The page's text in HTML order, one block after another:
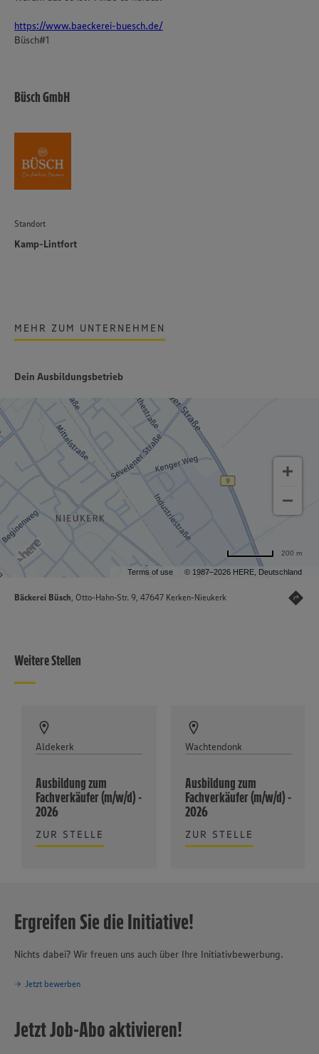
https://www.baeckerei-buesch.de/
Büsch#1
Büsch GmbH
Standort
Kamp-Lintfort
MEHR ZUM UNTERNEHMEN
Dein Ausbildungsbetrieb
Terms of use © 1987–2026 HERE, Deutschland
200 m
Bäckerei Büsch, Otto-Hahn-Str. 9, 47647 Kerken-Nieukerk
Weitere Stellen
Aldekerk
Ausbildung zum
Fachverkäufer (m/w/d) -
2026
ZUR STELLE
Wachtendonk
Ausbildung zum
Fachverkäufer (m/w/d) -
2026
ZUR STELLE
Ergreifen Sie die Initiative!
Nichts dabei? Wir freuen uns auch über Ihre Initiativbewerbung.
Jetzt bewerben
Jetzt Job-Abo aktivieren!